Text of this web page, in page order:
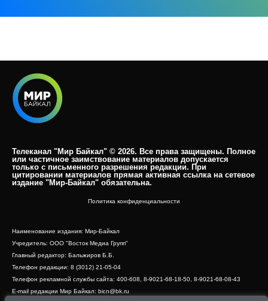
Телеканал "Мир Байкал" © 2026. Все права защищены. Полное
или частичное заимствование материалов допускается
только с письменного разрешения редакции. При
цитировании материалов прямая активная ссылка на сетевое
издание "Мир-Байкал" обязательна.​
Политика конфиденциальности
Наименование издания: Мир-Байкал
Учредитель: ООО "Восток Медиа Групп"
Главный редактор: Бальжиров Б.Б.
Телефон редакции: 8 (3012) 21-05-04
Телефон рекламной службы сайта: 400-608, 8-9021-68-18-50, 8-9021-68-08-43
E-mail редакции Мир Байкал: bicn@bk.ru